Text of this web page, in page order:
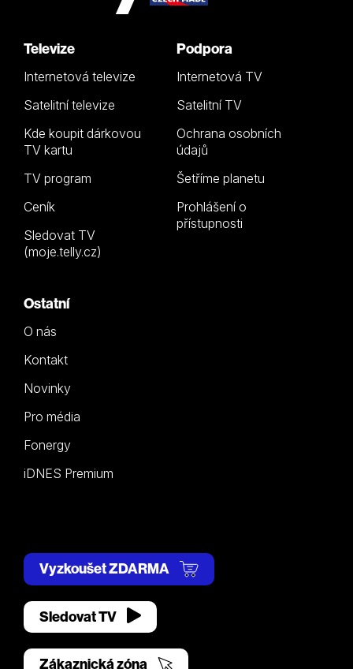
Televize
Internetová televize
Satelitní televize
Kde koupit dárkovou
TV kartu
TV program
Ceník
Sledovat TV
(moje.telly.cz)
Podpora
Internetová TV
Satelitní TV
Ochrana osobních
údajů
Šetříme planetu
Prohlášení o
přístupnosti
Ostatní
O nás
Kontakt
Novinky
Pro média
Fonergy
iDNES Premium
Vyzkoušet ZDARMA
Sledovat TV
Zákaznická zóna